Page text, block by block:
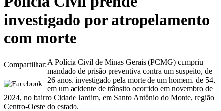
investigado por atropelamento
com morte
Compartilhar:A Polícia Civil de Minas Gerais (PCMG) cumpriu
mandado de prisão preventiva contra um suspeito, de
26 anos, investigado pela morte de um homem, de 54,
em um acidente de trânsito ocorrido em novembro de
2024, no bairro Cidade Jardim, em Santo Antônio do Monte, região
Centro-Oeste do estado.